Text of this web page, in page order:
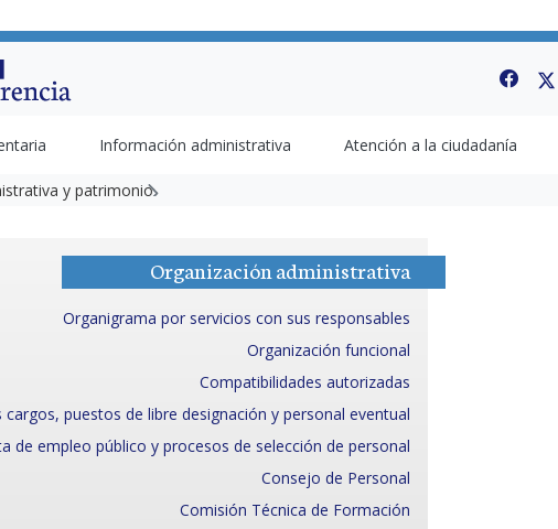
Información administrativa Atención a la ciudadanía
y patrimonio
Organización administrativa
Organigrama por servicios con sus responsables
Organización funcional
Compatibilidades autorizadas
cargos, puestos de libre designación y personal eventual
de empleo público y procesos de selección de personal
Consejo de Personal
Comisión Técnica de Formación